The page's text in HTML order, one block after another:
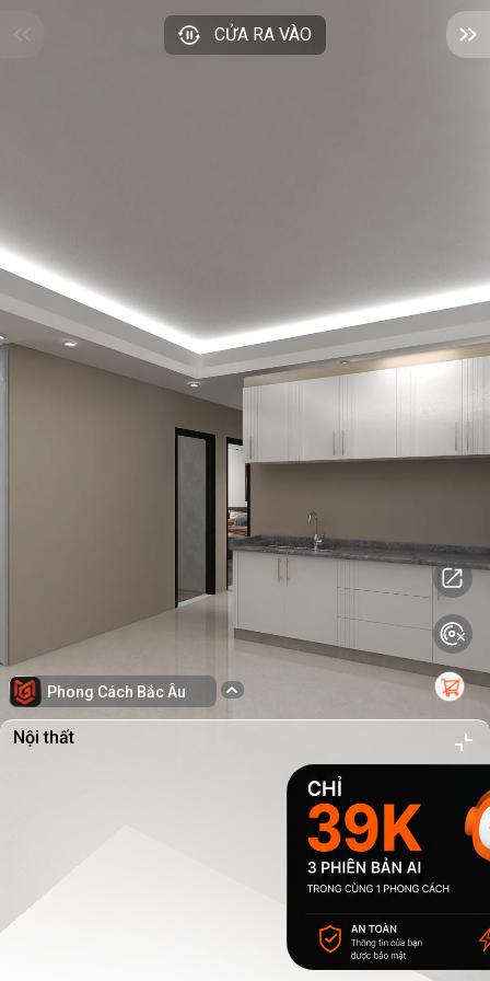
CỬA RA VÀO
Phong Cách Bắc Âu
Nội thất